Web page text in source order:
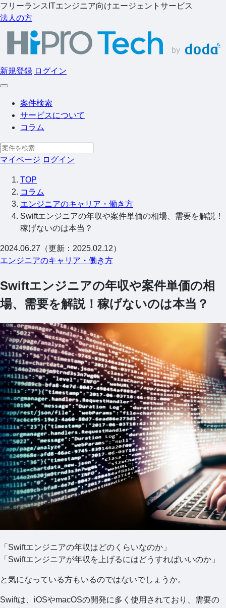
フリーランスITエンジニア向けエージェントサービス
法人の方
新規登録 ログイン
案件検索
サービスについて
コラム
マイページ ログイン
TOP
コラム
エンジニアのキャリア・働き方
Swiftエンジニアの年収や案件単価の相場、需要を解説！
稼げないのは本当？
2024.06.27（更新：2025.02.12）
エンジニアのキャリア・働き方
Swiftエンジニアの年収や案件単価の相
場、需要を解説！稼げないのは本当？
「Swiftエンジニアの年収はどのくらいなのか」
「Swiftエンジニアが年収を上げるにはどうすればいいのか」
と気になっている方もいるのではないでしょうか。
Swiftは、iOSやmacOSの開発に多く使用されており、需要の